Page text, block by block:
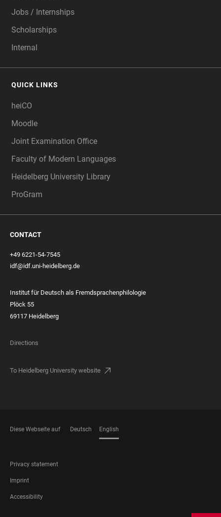
Jobs / Internships
Scholarships
Internal
QUICK LINKS
heiCO
Moodle
Joint Examination Office
Faculty of Modern Languages
Heidelberg University Library
ProGram
CONTACT
+49 6221-54-7545
idf@idf.uni-heidelberg.de
Institut für Deutsch als Fremdsprachenphilologie
Plöck 55
69117 Heidelberg
Directions
To Heidelberg University website
Diese Webseite auf Deutsch English
FOOTER
LEGAL
Privacy statement
Imprint
Accessibility